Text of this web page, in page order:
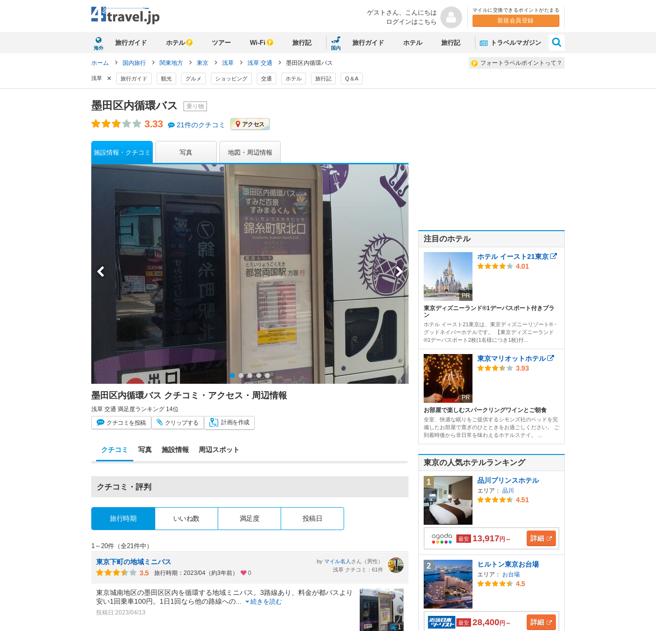
ゲストさん、 こんにちは
ログインはこちら
マイルに交換できるポイントがたまる
新規会員登録
海外
旅行ガイド ホテル ツアー Wi-Fi 旅行記
国内
旅行ガイド ホテル 旅行記 トラベルマガジン
フォートラベルポイントって？
ホーム 国内旅行 関東地方 東京 浅草 浅草 交通 墨田区内循環バス
浅草 × 旅行ガイド 観光 グルメ ショッピング 交通 ホテル 旅行記 Q＆A
墨田区内循環バス 乗り物
3.33 21件のクチコミ アクセス
施設情報・クチコミ 写真 地図・周辺情報
墨田区内循環バス クチコミ・アクセス・周辺情報
浅草 交通 満足度ランキング 14位
クチコミ を投稿 クリップする 計画を作成
クチコミ 写真 施設情報 周辺スポット
クチコミ・評判
旅行時期 いいね数 満足度 投稿日
1～20件（全21件中）
東京下町の地域ミニバス
3.5
旅行時期：2023/04（約3年前） 0
by マイル名人 さん（男性）
浅草 クチコミ：61件
東京城南地区の墨田区区内を循環する地域ミニバス。3路線あり、料金が都バスより
安い1回乗車100円。1日1回なら他の路線への
続きを読む
投稿日:2023/04/13
1
注目のホテル
PR
ホテル イースト21東京
4.01
東京ディズニーランド®1デーパスポート付きプラ
ン
ホテル イースト21東京は、東京ディズニーリゾート®・
グッドネイバーホテルです。 【東京ディズニーランド
®1デーパスポート2枚(1名様につき1枚)付...
PR
東京マリオットホテル
3.93
お部屋で楽しむスパークリングワインとご朝食
全室、快適な眠りをご提供するシモンズ社のベッドを完
備したお部屋で寛ぎのひとときをお過ごしください。 ご
到着時後から非日常を味わえるホテルステイ。 ...
東京の人気ホテルランキング
1 品川プリンスホテル
エリア： 品川
4.51
最安 13,917円～ 詳細
2 ヒルトン東京お台場
エリア： お台場
4.5
最安 28,400円～ 詳細